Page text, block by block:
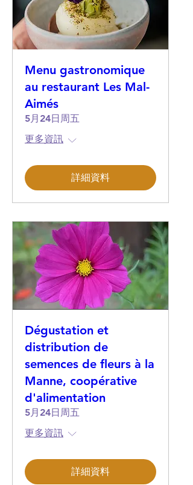
Menu gastronomique
au restaurant Les Mal-
Aimés
5月24日周五
更多資訊
詳細資料
Dégustation et
distribution de
semences de fleurs à la
Manne, coopérative
d'alimentation
5月24日周五
更多資訊
詳細資料